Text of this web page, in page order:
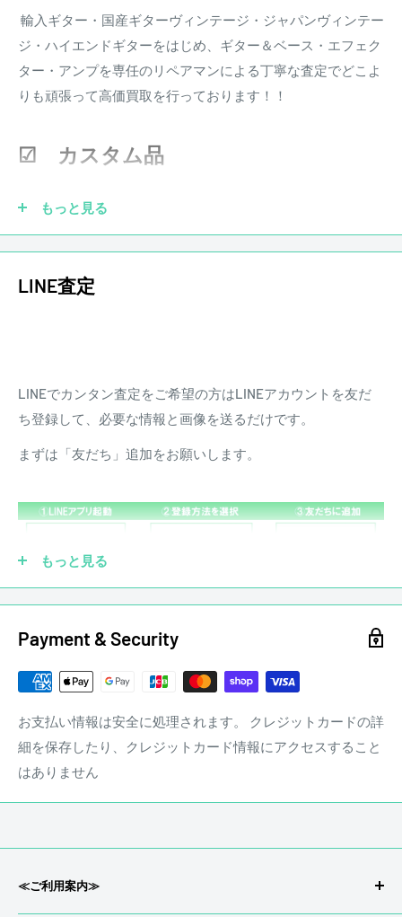
の入ったヴィンテージスタイルのクルーソンペグを搭載。ブ
リッジにはPure Vintage 6-Saddle Synchronized Tremoloを搭
載。
Single-Coil Stratをマウント。当時の仕様を再現しており、
ハリのある繊細なクリーンサウンドから、メリハリの利いた
演奏に支障はなく調整されたプレイヤーズコンディション。
【付属品についてのご案内】
・商品ランクは付属品の状態を含みません。
■NECK:Maple 1P
■PICKUPS:Fender Pure Vintage ‘59 Single-Coil Strat
商品状態
中古品 キズあり
※状態は画像にてご確認ください。
店頭にて買取を行った中古品となります
※大きく目立つキズや、写真に写るキズのみ撮影しておりま
す
当店専任リペアマンによるメンテナンス済みです。
■ ネック状態 ： ほぼストレート
楽器本体に対する保証となります。消耗部品、付属品、セッ
ト等に含まれる楽器本体以外の商品に関しましては保証の対
象外となります。また、配送にかかる費用は原則お客様負担
となります。
などがあった場合、弊社にて調整、リペアの対応をさせて頂
輸入ギター・国産ギターヴィンテージ・ジャパンヴィンテー
ジ・ハイエンドギターをはじめ、ギター＆ベース・エフェク
ター・アンプを専任のリペアマンによる丁寧な査定でどこよ
りも頑張って高価買取を行っております！！
☑ カスタム品
ピックアップを社外品に交換していても大丈夫です！もちろ
ん純正品がなくても買取させていただきます。他にも、ブリ
取させていただきます。
☑ 傷あり
もっと見る
LINE査定
LINEでカンタン査定をご希望の方はLINEアカウントを友だ
ち登録して、必要な情報と画像を送るだけです。
まずは「友だち」追加をお願いします。
stereon music LINE QRコード
もっと見る
Payment & Security
お支払い情報は安全に処理されます。 クレジットカードの詳
細を保存したり、クレジットカード情報にアクセスすること
はありません
≪ご利用案内≫